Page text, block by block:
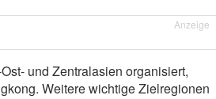
Anzeige
und Zentralasien organisiert,
Weitere wichtige Zielregionen